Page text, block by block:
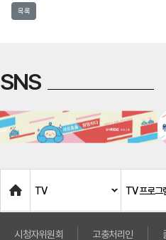
목록
SNS
Home
TV TV 프로그
시청자위원회 고충처리인